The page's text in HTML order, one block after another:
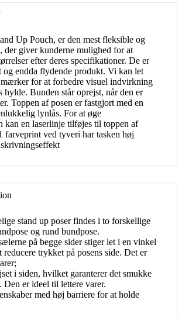
Up Pouch, er den mest fleksible og
der giver kunderne mulighed for at
efter deres specifikationer. De er
og endda flydende produkt. Vi kan let
for at forbedre visuel indvirkning
hylde. Bunden står oprejst, når den er
Toppen af ​​posen er fastgjort med en
lynlås. For at øge
kan en laserlinje tilføjes til toppen af
farveprint ved tyveri har tasken høj
stand up poser findes i to forskellige
og rund bundpose.
på begge sider stiger let i en vinkel
reducere trykket på posens side. Det er
i siden, hvilket garanterer det smukke
Den er ideel til lettere varer.
med høj barriere for at holde